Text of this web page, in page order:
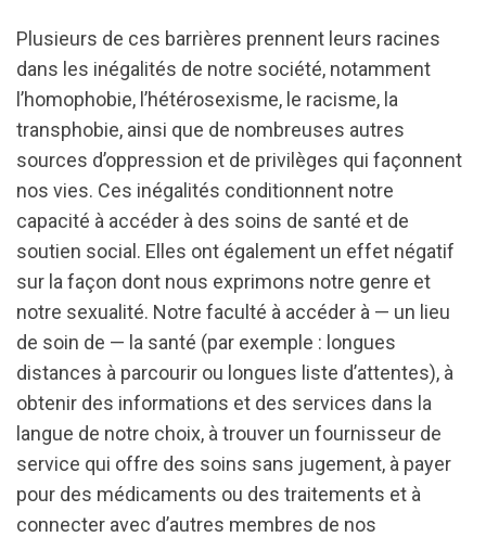
Plusieurs de ces barrières prennent leurs racines
dans les inégalités de notre société, notamment
l’homophobie, l’hétérosexisme, le racisme, la
transphobie, ainsi que de nombreuses autres
sources d’oppression et de privilèges qui façonnent
nos vies. Ces inégalités conditionnent notre
capacité à accéder à des soins de santé et de
soutien social. Elles ont également un effet négatif
sur la façon dont nous exprimons notre genre et
notre sexualité. Notre faculté à accéder à — un lieu
de soin de — la santé (par exemple : longues
distances à parcourir ou longues liste d’attentes), à
obtenir des informations et des services dans la
langue de notre choix, à trouver un fournisseur de
service qui offre des soins sans jugement, à payer
pour des médicaments ou des traitements et à
connecter avec d’autres membres de nos